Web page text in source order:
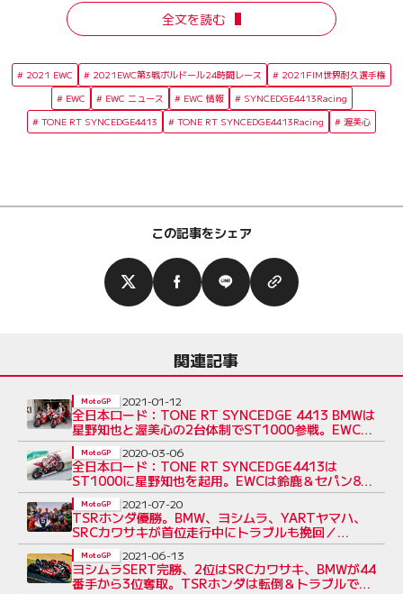
全文を読む
2021 EWC 2021EWC第3戦ボルドール24時間レース
2021FIM世界耐久選手権
EWC
EWC ニュース EWC 情報
SYNCEDGE4413Racing
TONE RT SYNCEDGE4413
TONE RT SYNCEDGE4413Racing 渥美心
この記事をシェア
関連記事
全日本ロード：TONE RT SYNCEDGE 4413 BMWは
星野知也と渥美心の2台体制でST1000参戦。EWC鈴
鹿8耐にも出場予定
MotoGP 2021-01-12
全日本ロード：TONE RT SYNCEDGE4413は
ST1000に星野知也を起用。EWCは鈴鹿＆セパン8耐
に参戦予定
MotoGP 2020-03-06
TSRホンダ優勝。BMW、ヨシムラ、YARTヤマハ、
SRCカワサキが首位走行中にトラブルも挽回／
2021EWC第2戦エストリル12時間
MotoGP 2021-07-20
ヨシムラSERT完勝、2位はSRCカワサキ、BMWが44
番手から3位奪取。TSRホンダは転倒＆トラブルで後
MotoGP 2021-06-13